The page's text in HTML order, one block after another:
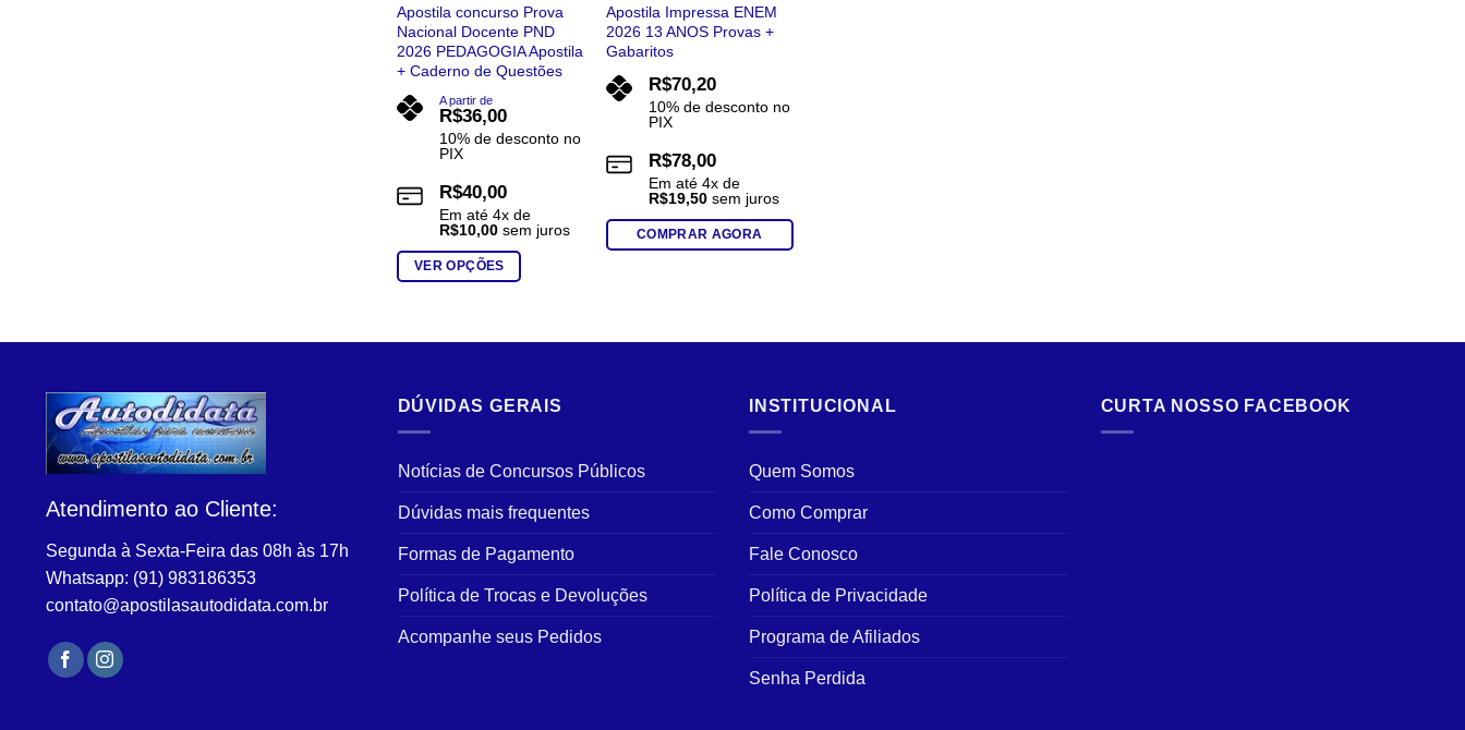
Apostila concurso Prova
Nacional Docente PND
2026 PEDAGOGIA Apostila
+ Caderno de Questões
A partir de
R$36,00
10% de desconto no
PIX
R$40,00
Em até4x de
R$10,00 sem juros
VER OPÇÕES
tem
variantes.
podem
escolhidas
na
do
Apostila Impressa ENEM
2026 13 ANOS Provas +
Gabaritos
R$70,20
10% de desconto no
PIX
R$78,00
Em até 4x de
R$19,50sem juros
COMPRAR AGORA
Atendimento ao Cliente:
Segunda à Sexta-Feira das 08h às 17h
Whatsapp: (91) 983186353
contato@apostilasautodidata.com.br
DÚVIDAS GERAIS
Notícias de Concursos Públicos
Dúvidas mais frequentes
Formas de Pagamento
Política de Trocas e Devoluções
Acompanhe seus Pedidos
INSTITUCIONAL
Quem Somos
Como Comprar
Fale Conosco
Política de Privacidade
Programa de Afiliados
Senha Perdida
CURTA NOSSO FACEBOOK